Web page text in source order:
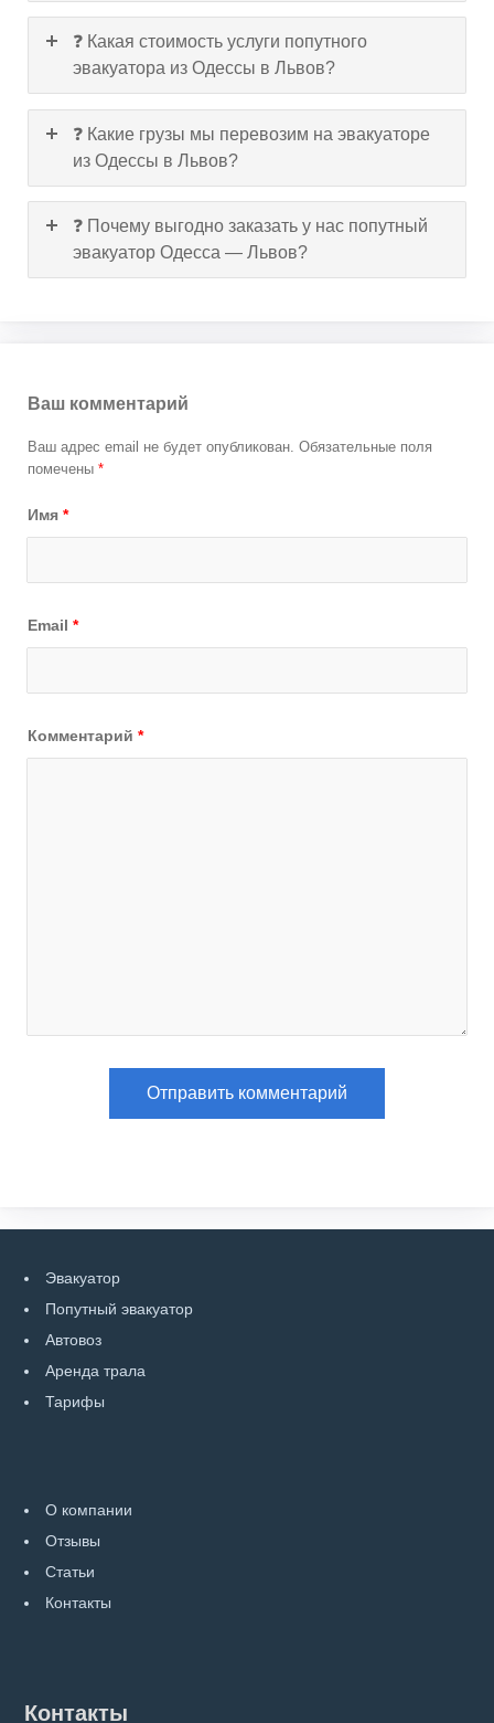
❓ Какая стоимость услуги попутного
эвакуатора из Одессы в Львов?
❓ Какие грузы мы перевозим на эвакуаторе
из Одессы в Львов?
❓ Почему выгодно заказать у нас попутный
эвакуатор Одесса — Львов?
Ваш комментарий
Ваш адрес email не будет опубликован. Обязательные поля
помечены *
Имя *
Email *
Комментарий *
Эвакуатор
Попутный эвакуатор
Автовоз
Аренда трала
Тарифы
О компании
Отзывы
Статьи
Контакты
Контакты